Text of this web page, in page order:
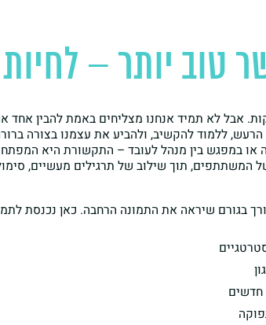
טוב יותר – לחיות
אבל לא תמיד אנחנו מצליחים באמת להבין אחד
הרעש, ללמוד להקשיב, ולהביע את עצמנו בצורה
או במפגש בין מנהל לעובד – התקשורת היא
המשתתפים, תוך שילוב של תרגילים מעשיים,
בגורם שיראה את התמונה הרחבה. כאן נכנסת
חדשים